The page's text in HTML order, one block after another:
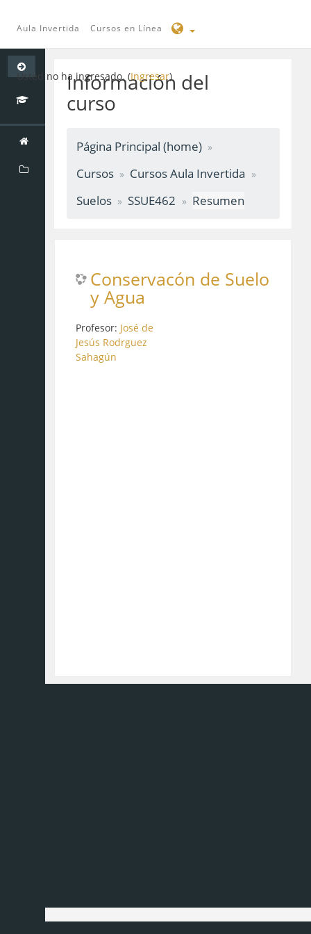
Saltar
contenido
principal
Aula Invertida Cursos en Línea
Usted no ha ingresado. (Ingresar)
Información del
curso
Página Principal (home)
Cursos
Cursos Aula Invertida
Suelos
SSUE462 Resumen
Conservacón de Suelo
y Agua
Profesor: José de
Jesús Rodrguez
Sahagún